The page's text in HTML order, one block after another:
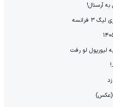
آرسنال!
فرانسه
لیورپول لو رفت
(عکس)